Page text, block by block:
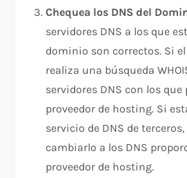
Chequea los DNS del
servidores DNS a los que
dominio son correctos. Si
realiza una búsqueda
servidores DNS con los
proveedor de hosting. Si
servicio de DNS de
cambiarlo a los DNS
proveedor de hosting.